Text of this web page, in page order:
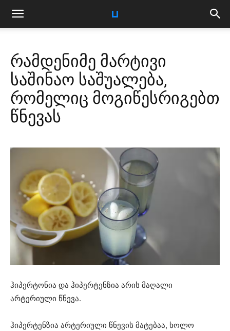
რამდენიმე მარტივი
საშინაო საშუალება,
რომელიც მოგიწესრიგებთ
წნევას
ჰიპერტონია და ჰიპერტენზია არის მაღალი
არტერიული წნევა.
ჰიპერტენზია არტერიული წნევის მატებაა, ხოლო